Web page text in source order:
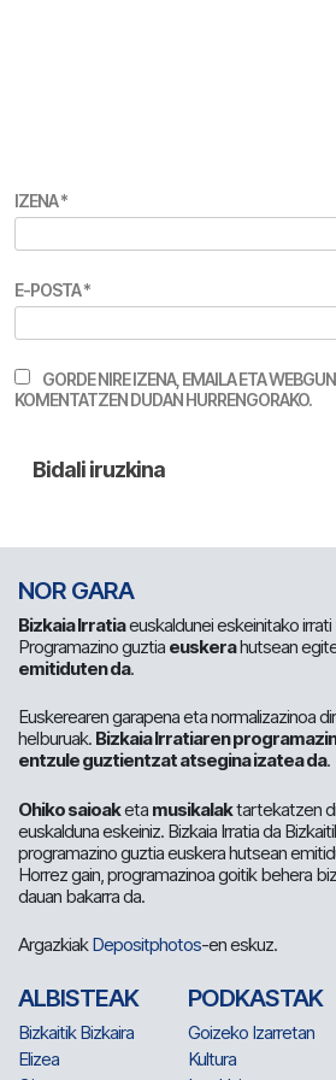
IZENA*
E-POSTA*
GORDE NIRE IZENA, EMAILA ETA
KOMENTATZEN DUDAN HURRENGORAKO.
NOR GARA
Bizkaia Irratiaeuskaldunei eskeinitako
Programazino guztia euskerahutsean
emitiduten da.
Euskerearen garapena eta normalizazinoa
helburuak. Bizkaia Irratiaren
entzule guztientzat atsegina izatea da.
Ohiko saioaketa musikalaktartekatzen
euskalduna eskeiniz. Bizkaia Irratia da
programazino guztia euskera hutsean
Horrez gain, programazinoa goitik behera
dauan bakarra da.
ArgazkiakDepositphotos-en eskuz.
ALBISTEAK
Bizkaitik Bizkaira
Elizea
PODKASTAK
Goizeko Izarretan
Kultura